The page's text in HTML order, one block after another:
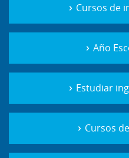
Cursos de
Año
Estudiar
Cursos